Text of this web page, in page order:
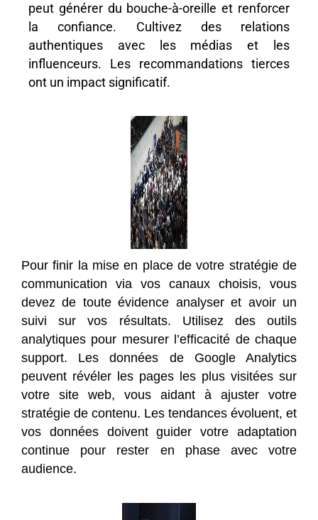
peut générer du bouche-à-oreille et renforcer
la confiance. Cultivez des relations
authentiques avec les médias et les
influenceurs. Les recommandations tierces
ont un impact significatif.
Pour finir la mise en place de votre stratégie de
communication via vos canaux choisis, vous
devez de toute évidence analyser et avoir un
suivi sur vos résultats. Utilisez des outils
analytiques pour mesurer l’efficacité de chaque
support. Les données de Google Analytics
peuvent révéler les pages les plus visitées sur
votre site web, vous aidant à ajuster votre
stratégie de contenu. Les tendances évoluent, et
vos données doivent guider votre adaptation
continue pour rester en phase avec votre
audience.